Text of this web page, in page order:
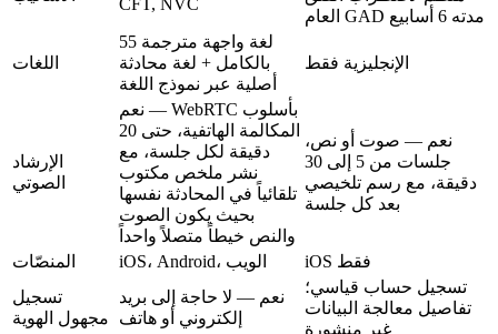
CFT, NVC
العام GAD مدته 6 أسابيع
اللغات
55 لغة واجهة مترجمة
بالكامل + لغة محادثة
أصلية عبر نموذج اللغة
الإنجليزية فقط
الإرشاد
الصوتي
نعم — WebRTC بأسلوب
المكالمة الهاتفية، حتى 20
دقيقة لكل جلسة، مع
نشر ملخص مكتوب
تلقائياً في المحادثة نفسها
بحيث يكون الصوت
والنص خيطاً متصلاً واحداً
نعم — صوت أو نص،
جلسات من 5 إلى 30
دقيقة، مع رسم تلخيصي
بعد كل جلسة
المنصّات iOS، Android، الويب
iOS فقط
تسجيل
مجهول الهوية
نعم — لا حاجة إلى بريد
إلكتروني أو هاتف
تسجيل حساب قياسي؛
تفاصيل معالجة البيانات
غير منشورة